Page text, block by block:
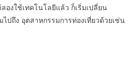
องใช้เทคโนโลยีแล้ว ก็เริ่มเปลี่ยน
ปถึง อุตสาหกรรมการท่องเที่ยวด้วยเช่น